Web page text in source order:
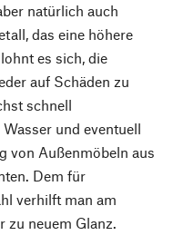
natürlich auch
das eine höhere
es sich, die
auf Schäden zu
schnell
und eventuell
von Außenmöbeln aus
Dem für
verhilft man am
zu neuem Glanz.